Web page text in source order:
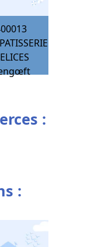
:
: